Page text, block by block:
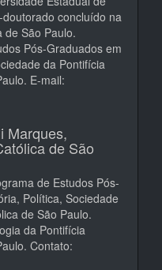
concluído na
de São Paulo.
Pós-Graduados em
da Pontifícia
E-mail:
Marques,
de São
de Estudos Pós-
Política, Sociedade
de São Paulo.
da Pontifícia
Contato: